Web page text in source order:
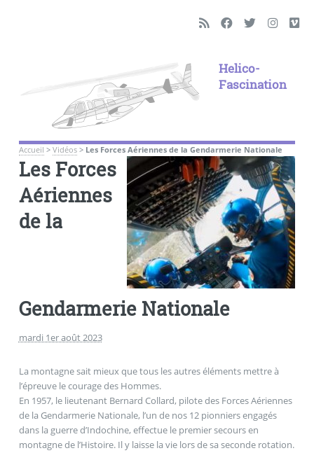
Helico-
Fascination
Accueil > Vidéos> Les Forces Aériennes de la Gendarmerie Nationale
Les Forces
Aériennes
de la
Gendarmerie Nationale
mardi 1er août 2023
La montagne sait mieux que tous les autres éléments mettre à
l’épreuve le courage des Hommes.
En 1957, le lieutenant Bernard Collard, pilote des Forces Aériennes
de la Gendarmerie Nationale, l’un de nos 12 pionniers engagés
dans la guerre d’Indochine, effectue le premier secours en
montagne de l’Histoire. Il y laisse la vie lors de sa seconde rotation.